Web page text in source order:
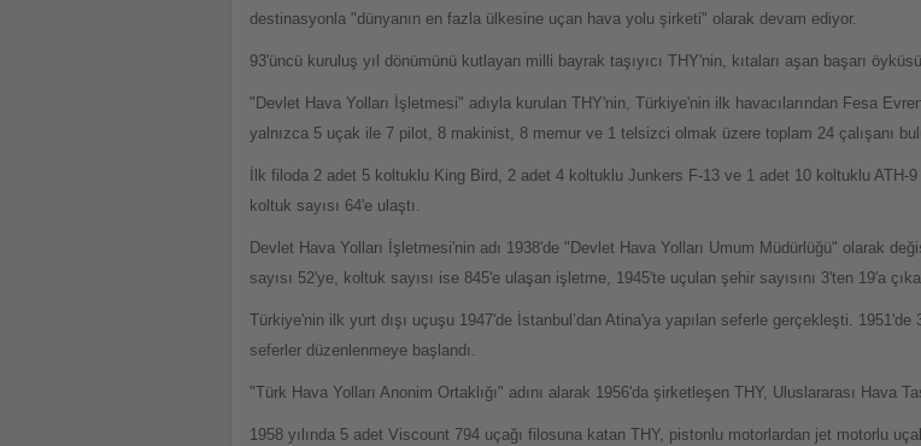
destinasyonla "dünyanın en fazla ülkesine uçan hava yolu şirketi" olarak devam ediyor.
93'üncü kuruluş yıl dönümünü kutlayan milli bayrak taşıyıcı THY'nin, kıtaları aşan başarı
"Devlet Hava Yolları İşletmesi" adıyla kurulan THY'nin, Türkiye'nin ilk havacılarından Fesa
yalnızca 5 uçak ile 7 pilot, 8 makinist, 8 memur ve 1 telsizci olmak üzere toplam 24 çalışanı
İlk filoda 2 adet 5 koltuklu King Bird, 2 adet 4 koltuklu Junkers F-13 ve 1 adet 10 koltuklu ATH-9
koltuk sayısı 64'e ulaştı.
Devlet Hava Yolları İşletmesi'nin adı 1938'de "Devlet Hava Yolları Umum Müdürlüğü" olarak
sayısı 52'ye, koltuk sayısı ise 845'e ulaşan işletme, 1945'te uçulan şehir sayısını 3'ten 19'a
Türkiye'nin ilk yurt dışı uçuşu 1947'de İstanbul’dan Atina'ya yapılan seferle gerçekleşti.
seferler düzenlenmeye başlandı.
"Türk Hava Yolları Anonim Ortaklığı" adını alarak 1956'da şirketleşen THY, Uluslararası Hava
1958 yılında 5 adet Viscount 794 uçağı filosuna katan THY, pistonlu motorlardan jet motorlu